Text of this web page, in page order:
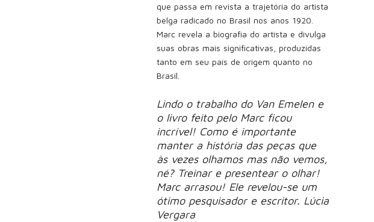
que passa em revista a trajetória do artista
belga radicado no Brasil nos anos 1920.
Marc revela a biografia do artista e divulga
suas obras mais significativas, produzidas
tanto em seu país de origem quanto no
Brasil.
Lindo o trabalho do Van Emelen e
o livro feito pelo Marc ficou
incrível! Como é importante
manter a história das peças que
às vezes olhamos mas não vemos,
né? Treinar e presentear o olhar!
Marc arrasou! Ele revelou-se um
ótimo pesquisador e escritor. Lúcia
Vergara